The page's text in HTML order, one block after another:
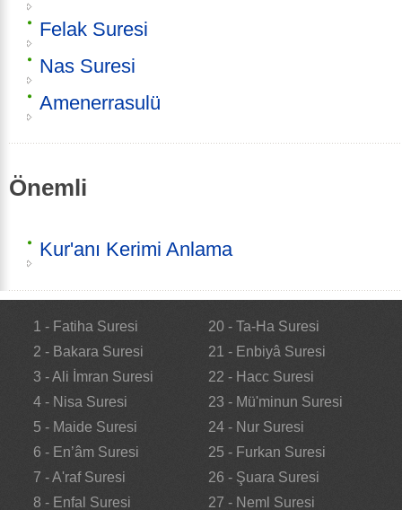
Felak Suresi
Nas Suresi
Amenerrasulü
Önemli
Kur'anı Kerimi Anlama
1 - Fatiha Suresi
2 - Bakara Suresi
3 - Ali İmran Suresi
4 - Nisa Suresi
5 - Maide Suresi
6 - En’âm Suresi
7 - A'raf Suresi
8 - Enfal Suresi
20 - Ta-Ha Suresi
21 - Enbiyâ Suresi
22 - Hacc Suresi
23 - Mü'minun Suresi
24 - Nur Suresi
25 - Furkan Suresi
26 - Şuara Suresi
27 - Neml Suresi